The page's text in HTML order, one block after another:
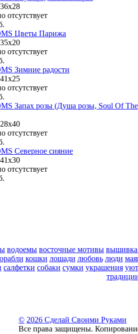
отсутствует
Цветы Парижа
отсутствует
Зимние радости
отсутствует
Запах розы (Душа розы, Soul Of The
отсутствует
Северное сияние
отсутствует
водоемы восточные мотивы вышивка
кошки лошади любовь люди
салфетки собаки сумки украшения
© 2026 Сделай Своими Руками
Все права защищены.